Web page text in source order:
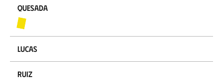
Quesada
Lucas
Ruiz